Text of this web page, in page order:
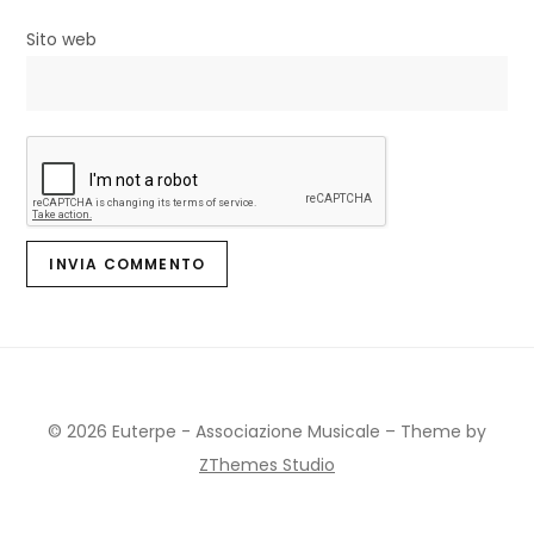
Sito web
© 2026 Euterpe - Associazione Musicale – Theme by
ZThemes Studio